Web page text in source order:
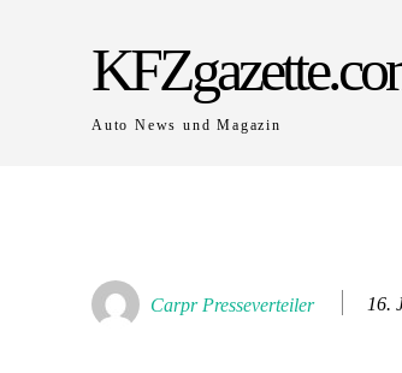
Auto News und Magazin
Carpr Presseverteiler 16.